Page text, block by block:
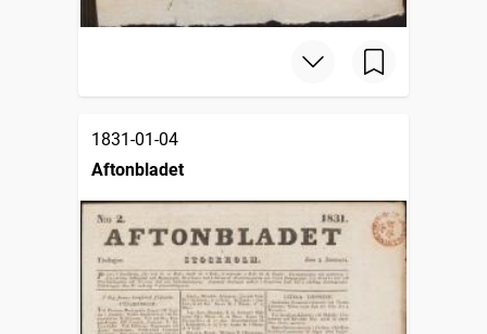
1831-01-04
Aftonbladet